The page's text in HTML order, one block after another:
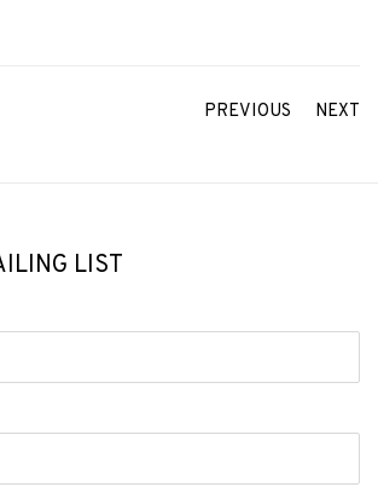
PREVIOUS NEXT
LIST